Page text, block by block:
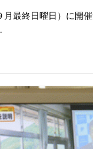
月最終日曜日）に開